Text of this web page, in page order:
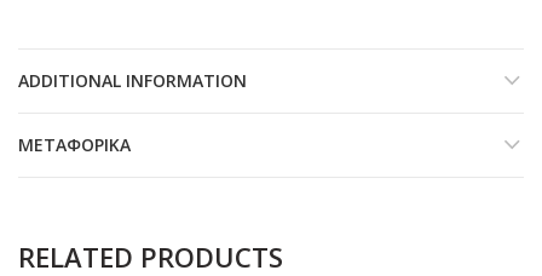
ADDITIONAL INFORMATION
ΜΕΤΑΦΟΡΙΚΆ
RELATED PRODUCTS